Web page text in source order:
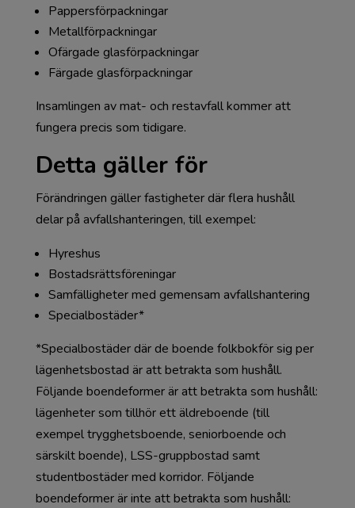
Pappersförpackningar
Metallförpackningar
Ofärgade glasförpackningar
Färgade glasförpackningar
Insamlingen av mat- och restavfall kommer att
fungera precis som tidigare.
Detta gäller för
Förändringen gäller fastigheter där flera hushåll
delar på avfallshanteringen, till exempel:
Hyreshus
Bostadsrättsföreningar
Samfälligheter med gemensam avfallshantering
Specialbostäder*
*Specialbostäder där de boende folkbokför sig per
lägenhetsbostad är att betrakta som hushåll.
Följande boendeformer är att betrakta som hushåll:
lägenheter som tillhör ett äldreboende (till
exempel trygghetsboende, seniorboende och
särskilt boende), LSS-gruppbostad samt
studentbostäder med korridor. Följande
boendeformer är inte att betrakta som hushåll: